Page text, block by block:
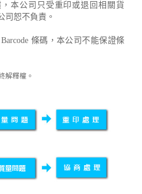
本公司只受重印或退回相關貨
司恕不負責。
條碼，本公司不能保證條
解釋權。